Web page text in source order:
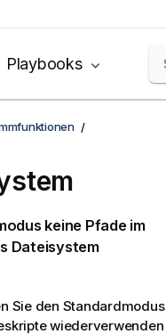
Playbooks
keine Pfade im
Dateisystem
Sie den Standardmodus
wiederverwenden